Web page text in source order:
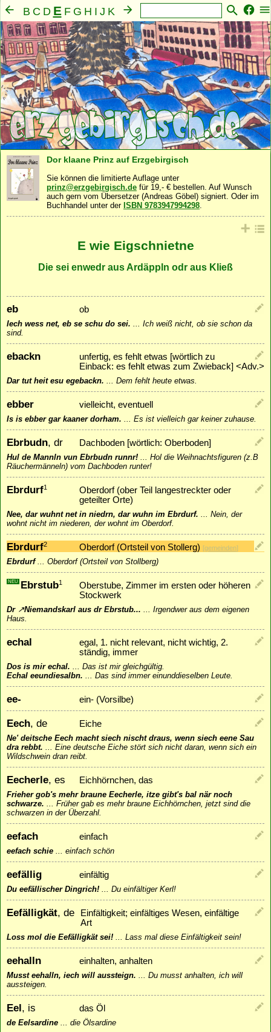
B C D E F G H I J K
L M N O P Q R S T U V W X Y Z A
Mensch·Seele·Geist·Familie·Gemeinschaft·
Nahrung·Natur·Sonstiges
Dor klaane Prinz auf Erzgebirgisch
Sie können die limitierte Auflage unter
prinz@erzgebirgisch.de für 19,- € bestellen. Auf Wunsch
auch gern vom Übersetzer (Andreas Göbel) signiert. Oder im
Buchhandel unter der ISBN 9783947994298.
E wie Eigschnietne
Die sei enwedr aus Ardäppln odr aus Kließ
eb ob
Iech wess net, eb se schu do sei. ... Ich weiß nicht, ob sie schon da
sind.
ebackn
unfertig, es fehlt etwas [wörtlich zu
Einback: es fehlt etwas zum Zwieback] <Adv.>
Dar tut heit esu egebackn. ... Dem fehlt heute etwas.
ebber vielleicht, eventuell
Is is ebber gar kaaner dorham. ... Es ist vielleich gar keiner zuhause.
Ebrbudn, dr Dachboden [wörtlich: Oberboden]
Hul de Mannln vun Ebrbudn runnr! ... Hol die Weihnachtsfiguren (z.B
Räuchermänneln) vom Dachboden runter!
Ebrdurf1
Oberdorf (ober Teil langestreckter oder
geteilter Orte)
Nee, dar wuhnt net in niedrn, dar wuhn im Ebrdurf. ... Nein, der
wohnt nicht im niederen, der wohnt im Oberdorf.
Ebrdurf2 Oberdorf (Ortsteil von Stollerg) [gemeinden]
Ebrdurf... Oberdorf (Ortsteil von Stollberg)
NEU Ebrstub1
Oberstube, Zimmer im ersten oder höheren
Stockwerk
Dr ↗Niemandskarl aus dr Ebrstub... ... Irgendwer aus dem eigenen
Haus.
echal
egal, 1. nicht relevant, nicht wichtig, 2.
ständig, immer
Dos is mir echal. ... Das ist mir gleichgültig.
Echal eeundiesalbn. ... Das sind immer einunddieselben Leute.
ee- ein- (Vorsilbe)
Eech, de Eiche
Ne' deitsche Eech macht siech nischt draus, wenn siech eene Sau
dra rebbt. ... Eine deutsche Eiche stört sich nicht daran, wenn sich ein
Wildschwein dran reibt.
Eecherle, es Eichhörnchen, das
Frieher gob's mehr braune Eecherle, itze gibt's bal när noch
schwarze. ... Früher gab es mehr braune Eichhörnchen, jetzt sind die
schwarzen in der Überzahl.
eefach einfach
eefach schie ... einfach schön
eefällig einfältig
Du eefällischer Dingrich! ... Du einfältiger Kerl!
Eefälligkät, de
Einfältigkeit; einfältiges Wesen, einfältige
Art
Loss mol die Eefälligkät sei! ... Lass mal diese Einfältigkeit sein!
eehalln einhalten, anhalten
Musst eehalln, iech will aussteign. ... Du musst anhalten, ich will
aussteigen.
Eel, is das Öl
de Eelsardine ... die Ölsardine